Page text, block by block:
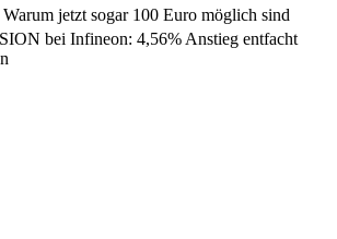
jetzt sogar 100 Euro möglich sind
bei Infineon: 4,56% Anstieg entfacht